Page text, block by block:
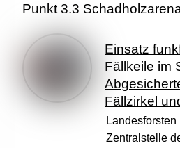
Punkt 3.3
Einsatz
Fällkeile im
Fällzirkel
Zentralstelle